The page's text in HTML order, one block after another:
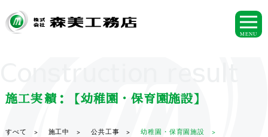
MENU
施工実績：【幼稚園・保育園施設】
すべて > 施工中 > 公共工事 > 幼稚園・保育園施設 >